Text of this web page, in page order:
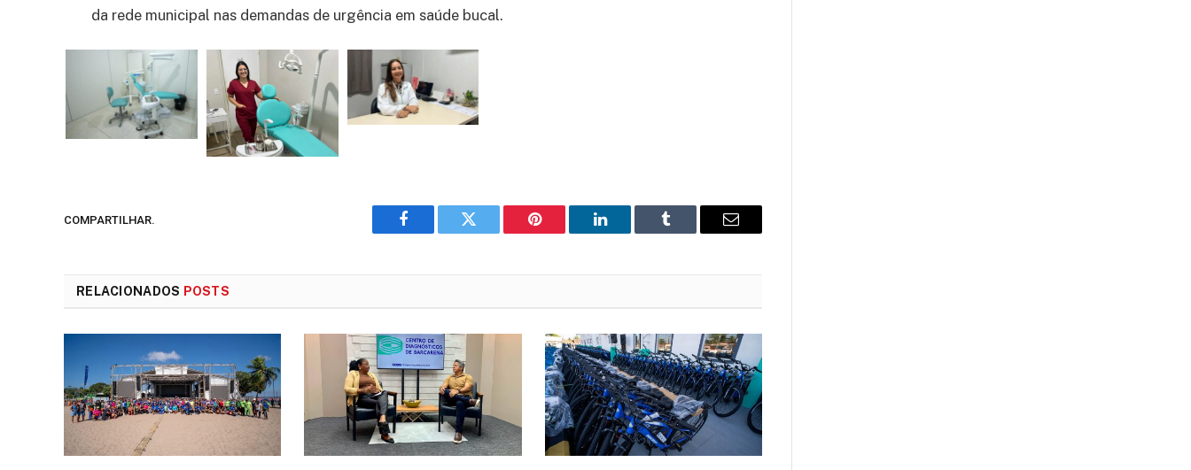
da rede municipal nas demandas de urgência em saúde bucal.
COMPARTILHAR.
Facebook Twitter Pinterest LinkedIn Tumblr
E-
RELACIONADOS POSTS